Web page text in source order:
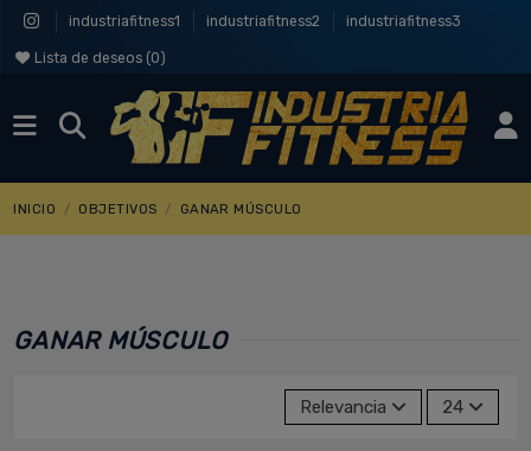
industriafitness1 industriafitness2 industriafitness3
Lista de deseos (0)
INICIO OBJETIVOS GANAR MÚSCULO
GANAR MÚSCULO
Relevancia 24